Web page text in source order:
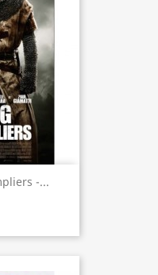
-...